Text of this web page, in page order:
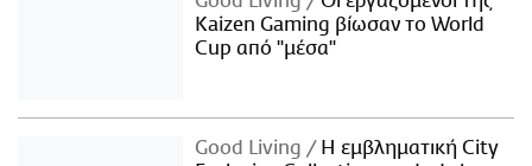
Kaizen Gaming βίωσαν το World
Cup από "μέσα"
Good Living
Η εμβληματική City